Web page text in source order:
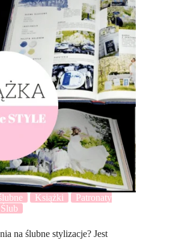
Książki
Patronaty
Ślub
na ślubne stylizacje? Jest